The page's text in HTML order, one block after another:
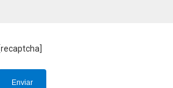
[recaptcha]